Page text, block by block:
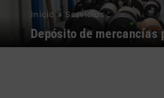
Sectores
Empresa
Inicio » Servicios
Depósito de mercancías